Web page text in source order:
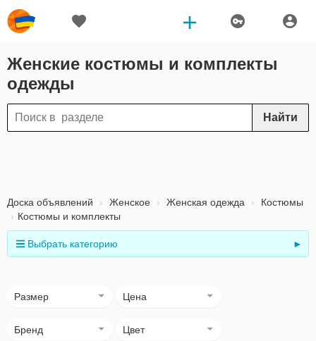
Женские костюмы и комплекты
одежды
Найти
Доска объявлений Женское Женская одежда
Костюмы
Костюмы и комплекты
Выбрать категорию ►
Размер Цена
Бренд Цвет